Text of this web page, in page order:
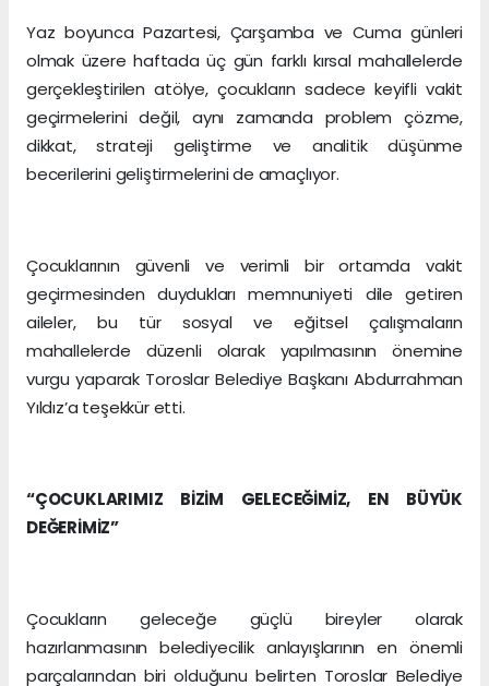
Yaz boyunca Pazartesi, Çarşamba ve Cuma günleri
olmak üzere haftada üç gün farklı kırsal mahallelerde
gerçekleştirilen atölye, çocukların sadece keyifli vakit
geçirmelerini değil, aynı zamanda problem çözme,
dikkat, strateji geliştirme ve analitik düşünme
becerilerini geliştirmelerini de amaçlıyor.
Çocuklarının güvenli ve verimli bir ortamda vakit
geçirmesinden duydukları memnuniyeti dile getiren
aileler, bu tür sosyal ve eğitsel çalışmaların
mahallelerde düzenli olarak yapılmasının önemine
vurgu yaparak Toroslar Belediye Başkanı Abdurrahman
Yıldız’a teşekkür etti.
“ÇOCUKLARIMIZ BİZİM GELECEĞİMİZ, EN BÜYÜK
DEĞERİMİZ”
Çocukların geleceğe güçlü bireyler olarak
hazırlanmasının belediyecilik anlayışlarının en önemli
parçalarından biri olduğunu belirten Toroslar Belediye